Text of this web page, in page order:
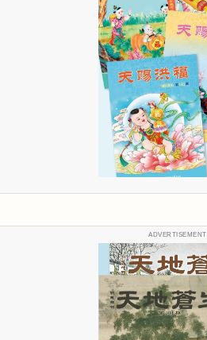
ADVERTISEMENT